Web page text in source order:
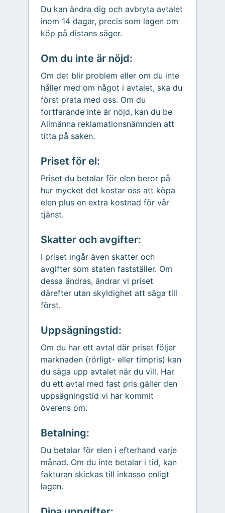
Du kan ändra dig och avbryta avtalet
inom 14 dagar, precis som lagen om
köp på distans säger.
Om du inte är nöjd:
Om det blir problem eller om du inte
håller med om något i avtalet, ska du
först prata med oss. Om du
fortfarande inte är nöjd, kan du be
Allmänna reklamationsnämnden att
titta på saken.
Priset för el:
Priset du betalar för elen beror på
hur mycket det kostar oss att köpa
elen plus en extra kostnad för vår
tjänst.
Skatter och avgifter:
I priset ingår även skatter och
avgifter som staten fastställer. Om
dessa ändras, ändrar vi priset
därefter utan skyldighet att säga till
först.
Uppsägningstid:
Om du har ett avtal där priset följer
marknaden (rörligt- eller timpris) kan
du säga upp avtalet när du vill. Har
du ett avtal med fast pris gäller den
uppsägningstid vi har kommit
överens om.
Betalning:
Du betalar för elen i efterhand varje
månad. Om du inte betalar i tid, kan
fakturan skickas till inkasso enligt
lagen.